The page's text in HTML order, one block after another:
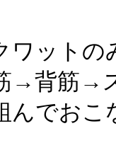
ワット
→背筋→
んでおこ